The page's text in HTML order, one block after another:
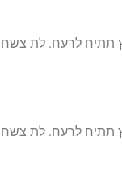
תתיח לרעח. לת
תתיח לרעח. לת